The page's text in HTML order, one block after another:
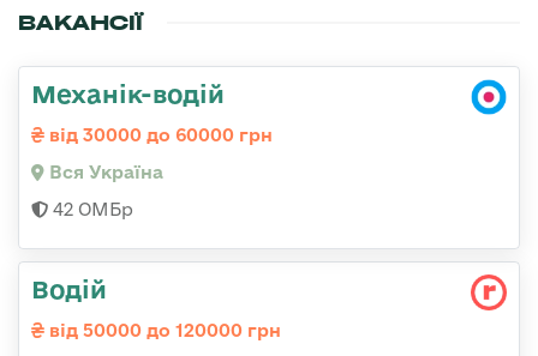
ВАКАНСІЇ
Механік-водій
від 30000 до 60000 грн
Вся Україна
42 ОМБр
Водій
від 50000 до 120000 грн